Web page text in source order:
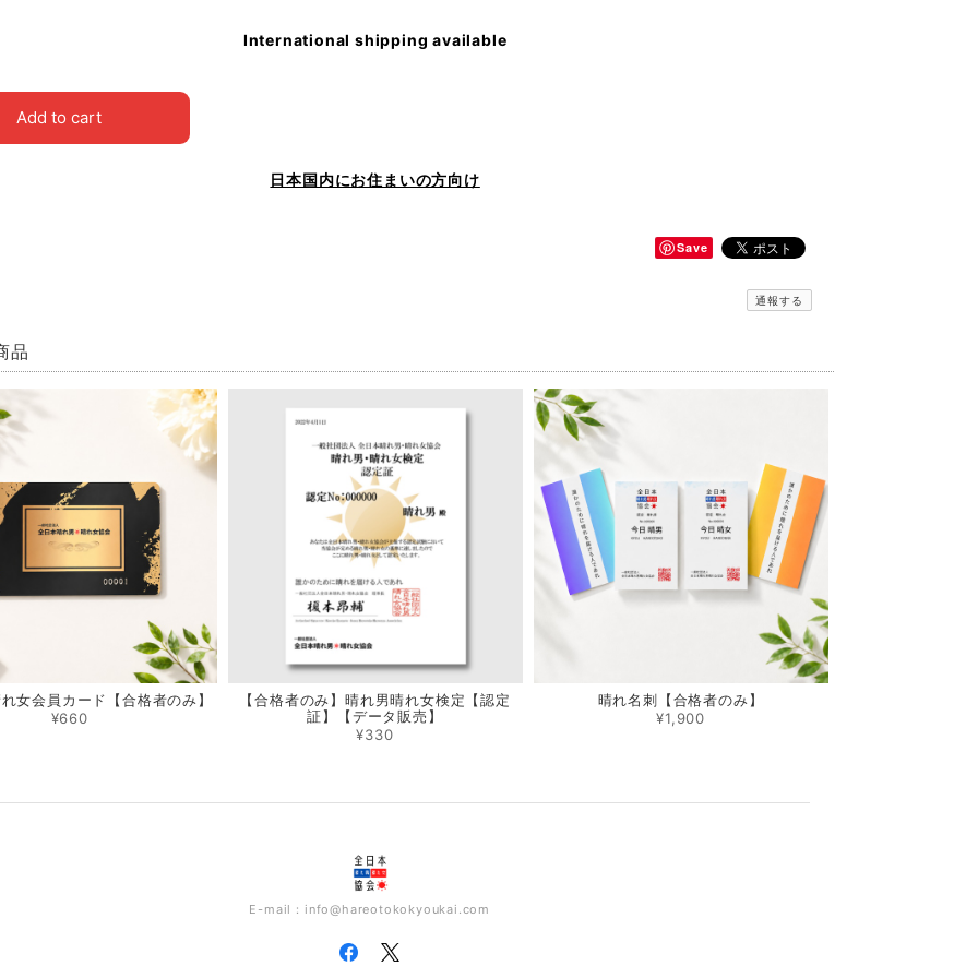
International shipping available
Add to cart
日本国内にお住まいの方向け
Save
通報する
品
女会員カード【合格者のみ】
¥660
【合格者のみ】晴れ男晴れ女検定【認定
証】【データ販売】
¥330
晴れ名刺【合格者のみ】
¥1,900
E-mail： info@hareotokokyoukai.com